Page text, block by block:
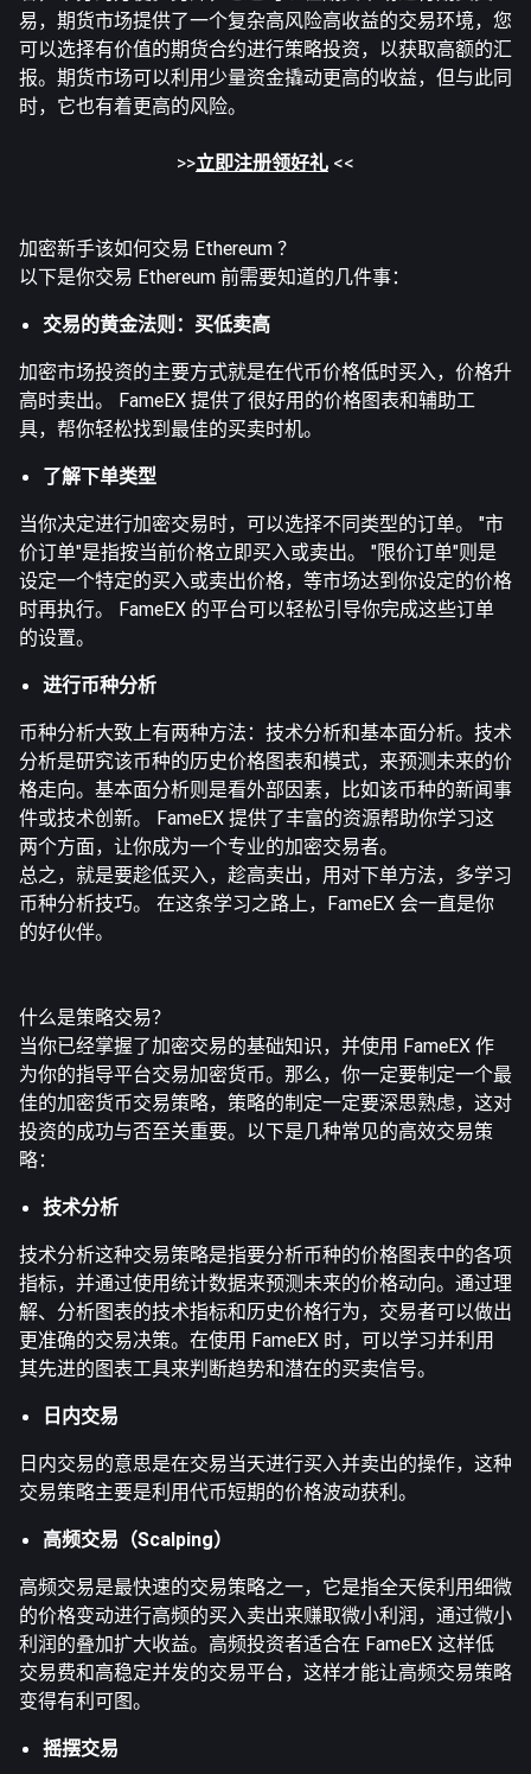
易，期货市场提供了一个复杂高风险高收益的交易环境，您
可以选择有价值的期货合约进行策略投资，以获取高额的汇
报。期货市场可以利用少量资金撬动更高的收益，但与此同
时，它也有着更高的风险。
>>立即注册领好礼 <<
加密新手该如何交易 Ethereum ？
以下是你交易 Ethereum 前需要知道的几件事：
交易的黄金法则：买低卖高
加密市场投资的主要方式就是在代币价格低时买入，价格升
高时卖出。 FameEX 提供了很好用的价格图表和辅助工
具，帮你轻松找到最佳的买卖时机。
了解下单类型
当你决定进行加密交易时，可以选择不同类型的订单。 "市
价订单"是指按当前价格立即买入或卖出。 "限价订单"则是
设定一个特定的买入或卖出价格，等市场达到你设定的价格
时再执行。 FameEX 的平台可以轻松引导你完成这些订单
的设置。
进行币种分析
币种分析大致上有两种方法：技术分析和基本面分析。技术
分析是研究该币种的历史价格图表和模式，来预测未来的价
格走向。基本面分析则是看外部因素，比如该币种的新闻事
件或技术创新。 FameEX 提供了丰富的资源帮助你学习这
两个方面，让你成为一个专业的加密交易者。
总之，就是要趁低买入，趁高卖出，用对下单方法，多学习
币种分析技巧。 在这条学习之路上，FameEX 会一直是你
的好伙伴。
什么是策略交易？
当你已经掌握了加密交易的基础知识，并使用 FameEX 作
为你的指导平台交易加密货币。那么，你一定要制定一个最
佳的加密货币交易策略，策略的制定一定要深思熟虑，这对
投资的成功与否至关重要。以下是几种常见的高效交易策
略：
技术分析
技术分析这种交易策略是指要分析币种的价格图表中的各项
指标，并通过使用统计数据来预测未来的价格动向。通过理
解、分析图表的技术指标和历史价格行为，交易者可以做出
更准确的交易决策。在使用 FameEX 时，可以学习并利用
其先进的图表工具来判断趋势和潜在的买卖信号。
日内交易
日内交易的意思是在交易当天进行买入并卖出的操作，这种
交易策略主要是利用代币短期的价格波动获利。
高频交易（Scalping）
高频交易是最快速的交易策略之一，它是指全天侯利用细微
的价格变动进行高频的买入卖出来赚取微小利润，通过微小
利润的叠加扩大收益。高频投资者适合在 FameEX 这样低
交易费和高稳定并发的交易平台，这样才能让高频交易策略
变得有利可图。
摇摆交易